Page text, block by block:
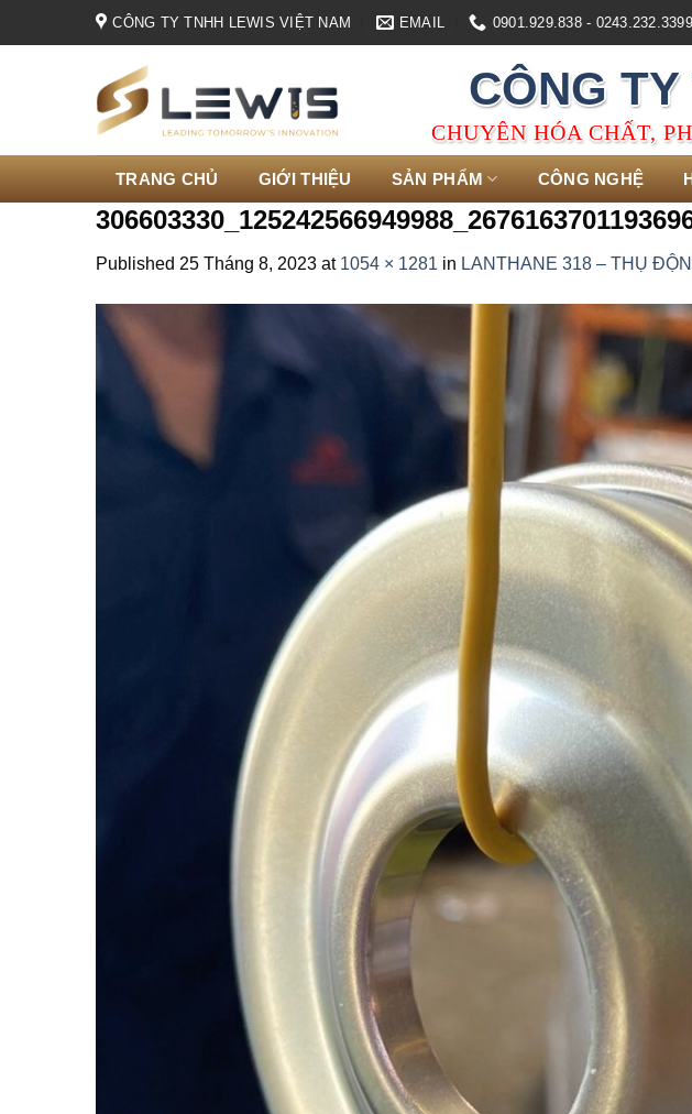
CÔNG TY TNHH LEWIS VIỆT NAM EMAIL 0901.929.838 - 0243.232.3399
CÔNG
CHUYÊN HÓA CHẤT,
TRANG CHỦ GIỚI THIỆU SẢN PHẨM CÔNG NGHỆ
Published 25 Tháng 8, 2023 at 1054 × 1281 in LANTHANE 318 – THỤ